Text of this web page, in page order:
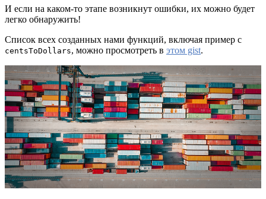
И если на каком-то этапе возникнут ошибки, их можно будет
легко обнаружить!
Список всех созданных нами функций, включая пример с
centsToDollars, можно просмотреть в этом gist.